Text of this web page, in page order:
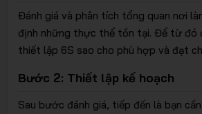
Đánh giá và phân tích tổng quan nơi
định những thực thể tồn tại. Để từ đó
thiết lập 6S sao cho phù hợp và đạt
Bước 2: Thiết lập kế hoạch
Sau bước đánh giá, tiếp đến là bạn